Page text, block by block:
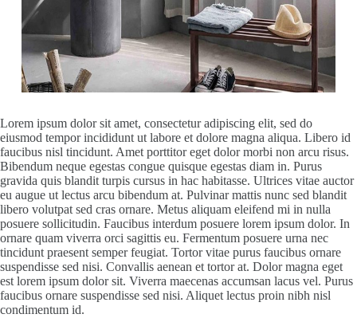
Lorem ipsum dolor sit amet, consectetur adipiscing elit, sed do
eiusmod tempor incididunt ut labore et dolore magna aliqua. Libero id
faucibus nisl tincidunt. Amet porttitor eget dolor morbi non arcu risus.
Bibendum neque egestas congue quisque egestas diam in. Purus
gravida quis blandit turpis cursus in hac habitasse. Ultrices vitae auctor
eu augue ut lectus arcu bibendum at. Pulvinar mattis nunc sed blandit
libero volutpat sed cras ornare. Metus aliquam eleifend mi in nulla
posuere sollicitudin. Faucibus interdum posuere lorem ipsum dolor. In
ornare quam viverra orci sagittis eu. Fermentum posuere urna nec
tincidunt praesent semper feugiat. Tortor vitae purus faucibus ornare
suspendisse sed nisi. Convallis aenean et tortor at. Dolor magna eget
est lorem ipsum dolor sit. Viverra maecenas accumsan lacus vel. Purus
faucibus ornare suspendisse sed nisi. Aliquet lectus proin nibh nisl
condimentum id.